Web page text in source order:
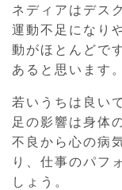
ネディアはデス
運動不足になり
動がほとんどで
あると思います。
若いうちは良い
足の影響は身体
不良から心の病
り、仕事のパフ
しょう。